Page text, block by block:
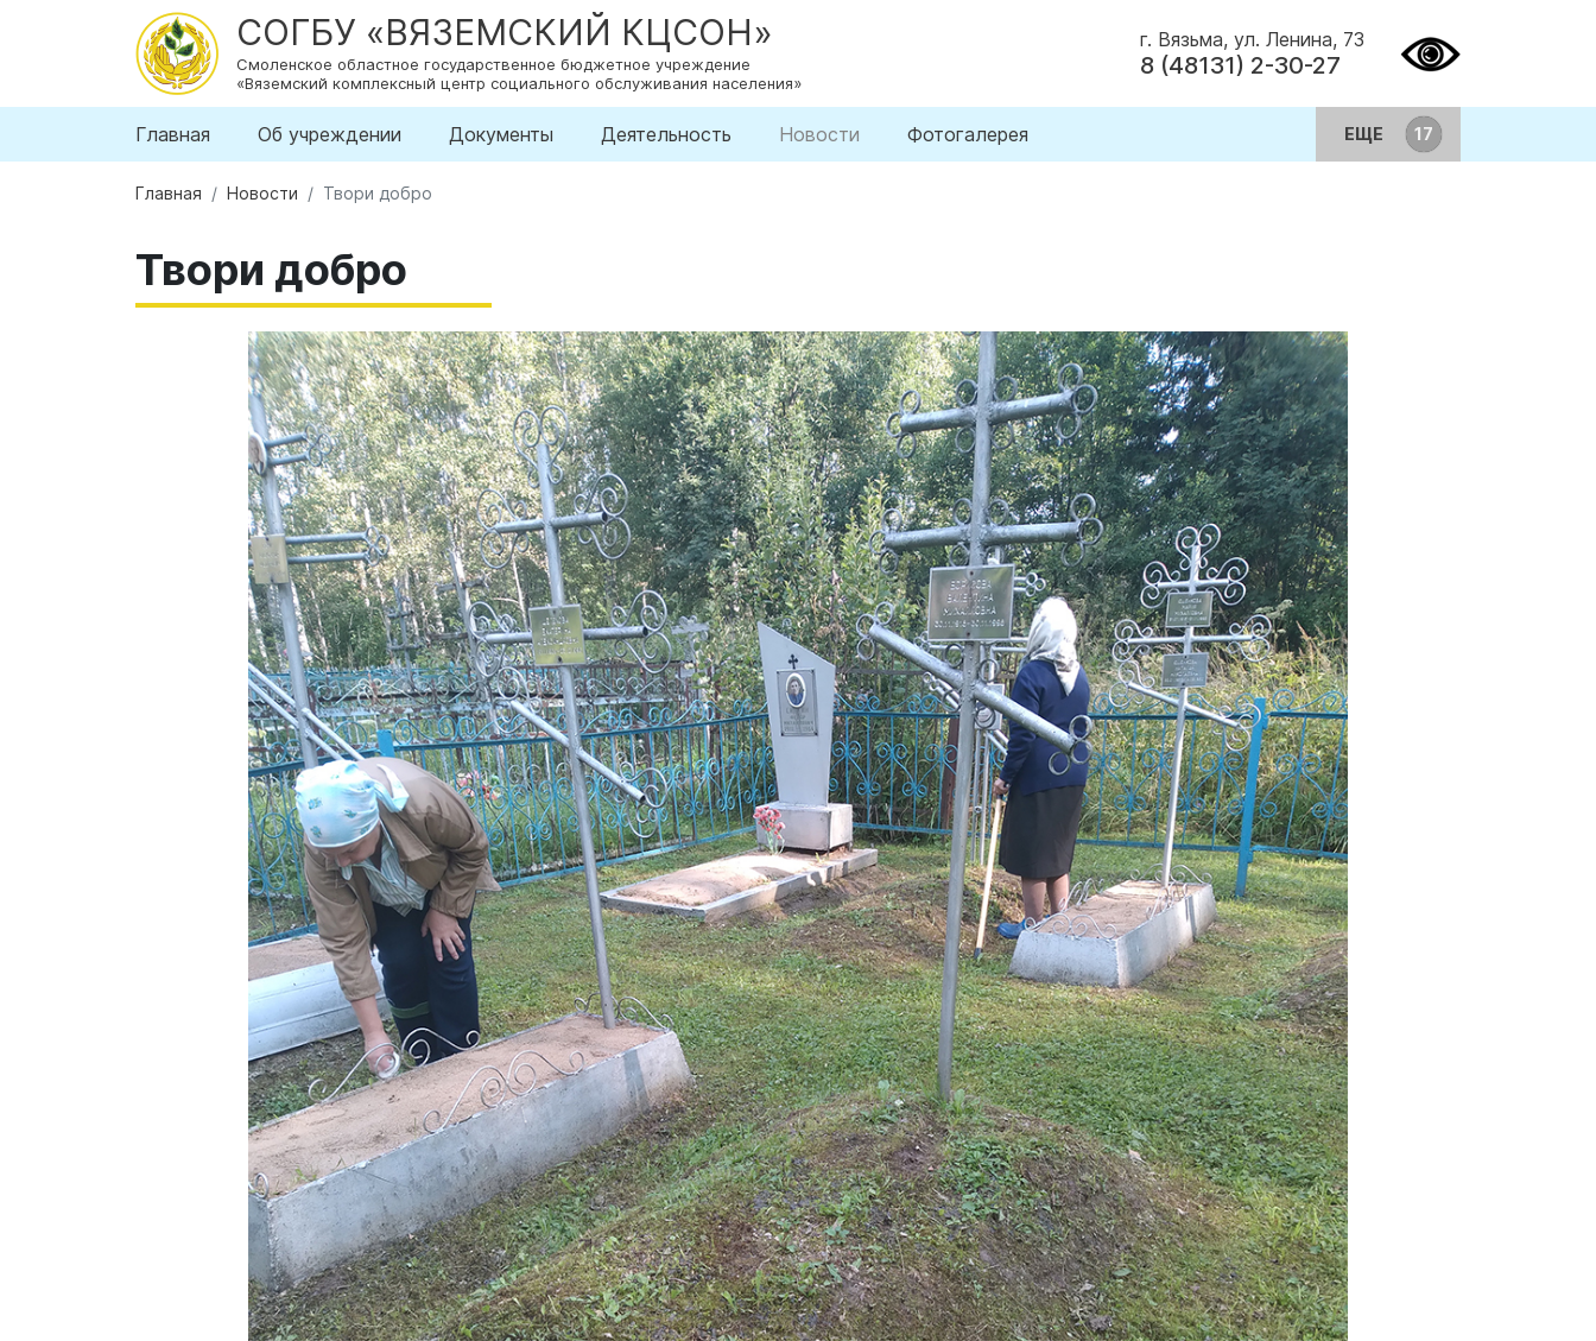
СОГБУ «ВЯЗЕМСКИЙ КЦСОН»
Смоленское областное государственное бюджетное учреждение
«Вяземский комплексный центр социального обслуживания населения»
г. Вязьма, ул. Ленина, 73
8 (48131) 2-30-27
Главная Об учреждении Документы Деятельность Новости Фотогалерея ЕЩЕ
Главная Новости Твори добро
Твори добро